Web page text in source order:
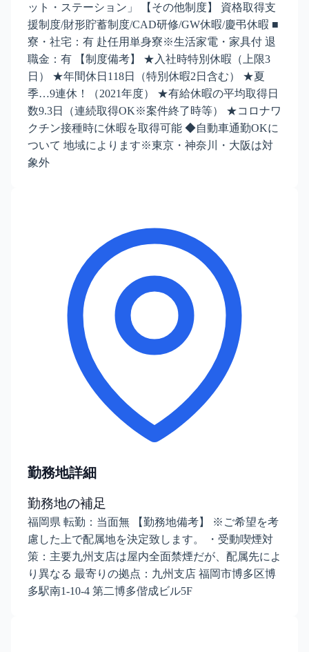
ット・ステーション」 【その他制度】 資格取得支
援制度/財形貯蓄制度/CAD研修/GW休暇/慶弔休暇 ■
寮・社宅：有 赴任用単身寮※生活家電・家具付 退
職金：有 【制度備考】 ★入社時特別休暇（上限3
日） ★年間休日118日（特別休暇2日含む） ★夏
季…9連休！（2021年度） ★有給休暇の平均取得日
数9.3日（連続取得OK※案件終了時等） ★コロナワ
クチン接種時に休暇を取得可能 ◆自動車通勤OKに
ついて 地域によります※東京・神奈川・大阪は対
象外
勤務地詳細
勤務地の補足
福岡県 転勤：当面無 【勤務地備考】 ※ご希望を考
慮した上で配属地を決定致します。 ・受動喫煙対
策：主要九州支店は屋内全面禁煙だが、配属先によ
り異なる 最寄りの拠点：九州支店 福岡市博多区博
多駅南1-10-4 第二博多偕成ビル5F